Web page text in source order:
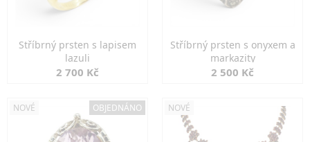
Stříbrný prsten s lapisem
lazuli
2 700 Kč
Stříbrný prsten s onyxem a
markazity
2 500 Kč
NOVÉ OBJEDNÁNO NOVÉ